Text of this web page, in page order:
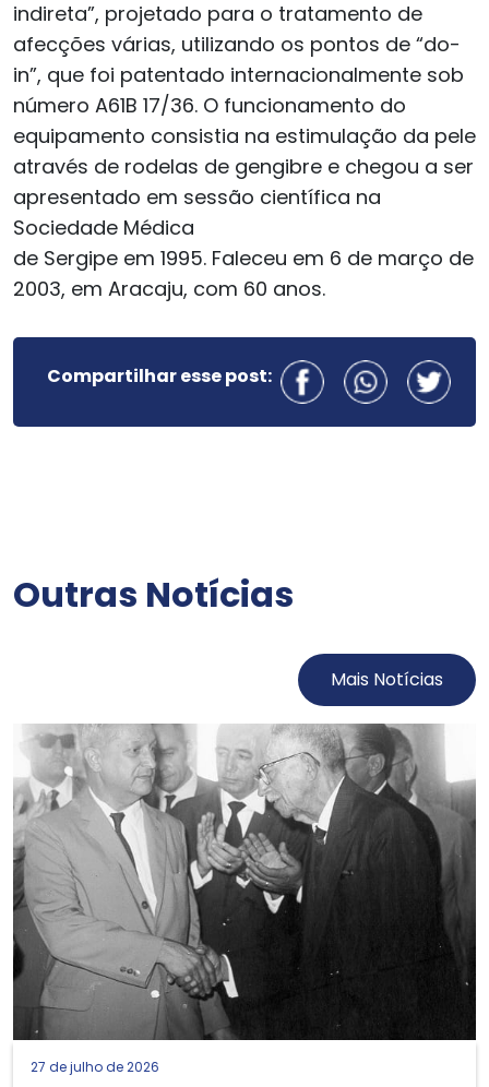
indireta”, projetado para o tratamento de
afecções várias, utilizando os pontos de “do-
in”, que foi patentado internacionalmente sob
número A61B 17/36. O funcionamento do
equipamento consistia na estimulação da pele
através de rodelas de gengibre e chegou a ser
apresentado em sessão científica na
Sociedade Médica
de Sergipe em 1995. Faleceu em 6 de março de
2003, em Aracaju, com 60 anos.
Compartilhar esse post:
Outras Notícias
Mais Notícias
27 de julho de 2026